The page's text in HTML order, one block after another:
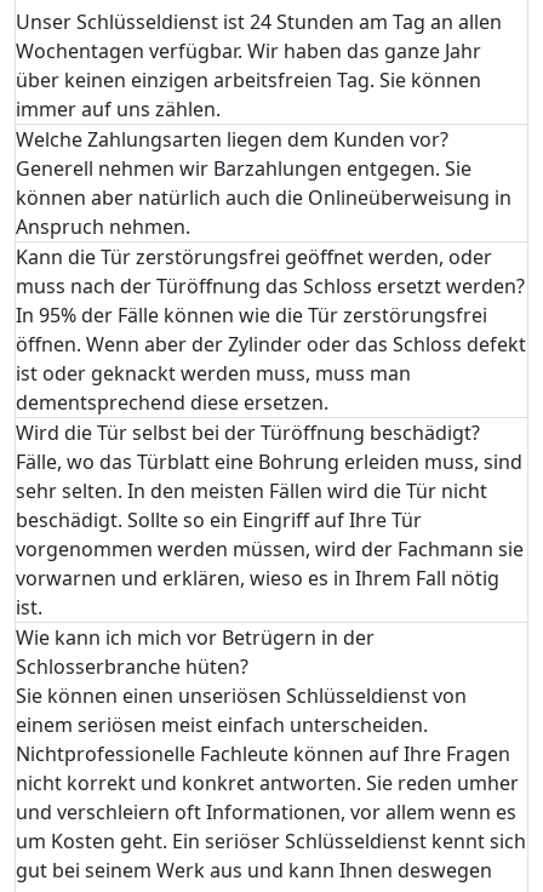
Unser Schlüsseldienst ist 24 Stunden am Tag an allen
Wochentagen verfügbar. Wir haben das ganze Jahr
über keinen einzigen arbeitsfreien Tag. Sie können
immer auf uns zählen.
Welche Zahlungsarten liegen dem Kunden vor?
Generell nehmen wir Barzahlungen entgegen. Sie
können aber natürlich auch die Onlineüberweisung in
Anspruch nehmen.
Kann die Tür zerstörungsfrei geöffnet werden, oder
muss nach der Türöffnung das Schloss ersetzt werden?
In 95% der Fälle können wie die Tür zerstörungsfrei
öffnen. Wenn aber der Zylinder oder das Schloss defekt
ist oder geknackt werden muss, muss man
dementsprechend diese ersetzen.
Wird die Tür selbst bei der Türöffnung beschädigt?
Fälle, wo das Türblatt eine Bohrung erleiden muss, sind
sehr selten. In den meisten Fällen wird die Tür nicht
beschädigt. Sollte so ein Eingriff auf Ihre Tür
vorgenommen werden müssen, wird der Fachmann sie
vorwarnen und erklären, wieso es in Ihrem Fall nötig
ist.
Wie kann ich mich vor Betrügern in der
Schlosserbranche hüten?
Sie können einen unseriösen Schlüsseldienst von
einem seriösen meist einfach unterscheiden.
Nichtprofessionelle Fachleute können auf Ihre Fragen
nicht korrekt und konkret antworten. Sie reden umher
und verschleiern oft Informationen, vor allem wenn es
um Kosten geht. Ein seriöser Schlüsseldienst kennt sich
gut bei seinem Werk aus und kann Ihnen deswegen